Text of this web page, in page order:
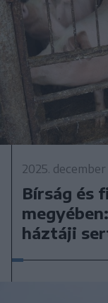
2025.
Bírság és
háztáji